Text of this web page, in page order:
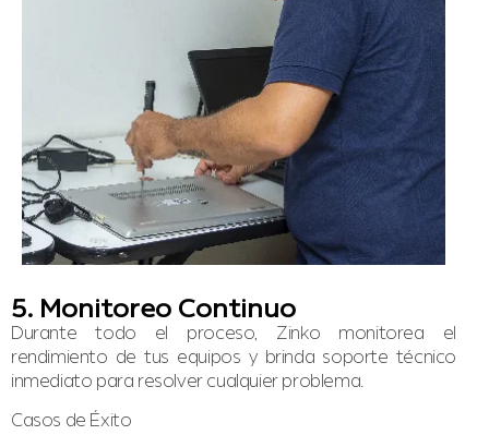
5. Monitoreo Continuo
Durante todo el proceso, Zinko monitorea el
rendimiento de tus equipos y brinda soporte técnico
inmediato para resolver cualquier problema.
Casos de Éxito